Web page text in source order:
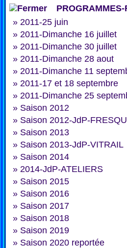
» 2011-25 juin
» 2011-Dimanche 16 juillet
» 2011-Dimanche 30 juillet
» 2011-Dimanche 28 aout
» 2011-Dimanche 11
» 2011-17 et 18 septembre
» 2011-Dimanche 25
» Saison 2012
» Saison 2012-JdP-
» Saison 2013
» Saison 2013-JdP-VITRAIL
» Saison 2014
» 2014-JdP-ATELIERS
» Saison 2015
» Saison 2016
» Saison 2017
» Saison 2018
» Saison 2019
» Saison 2020 reportée